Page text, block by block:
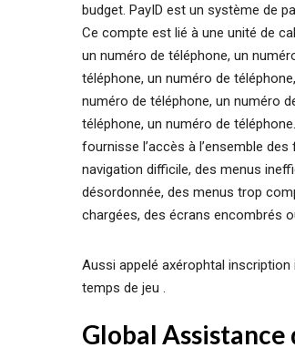
budget. PayID est un système de
Ce compte est lié à une unité de
un numéro de téléphone, un
téléphone, un numéro de
numéro de téléphone, un numéro
téléphone, un numéro de
fournisse l’accès à l’ensemble
navigation difficile, des menus
désordonnée, des menus trop
chargées, des écrans encombrés
Aussi appelé axérophtal
temps de jeu .
Global